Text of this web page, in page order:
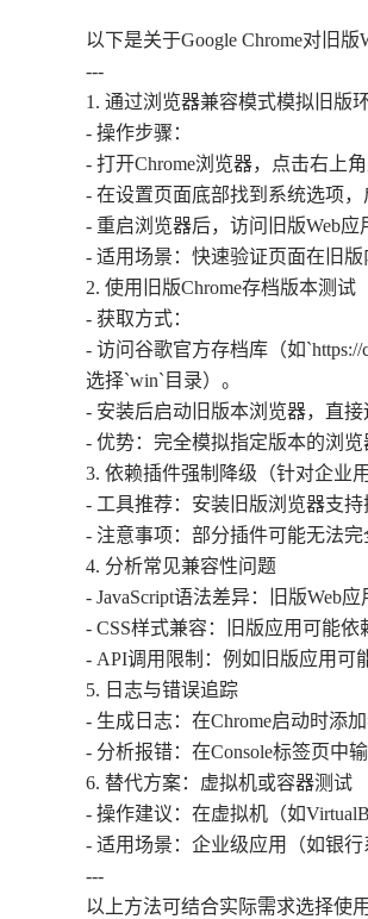
以下是关于Google Chrome对旧
---
1. 通过浏览器兼容模式模拟旧版
- 操作步骤：
- 打开Chrome浏览器，点击右上
- 在设置页面底部找到系统选项
- 重启浏览器后，访问旧版Web应
- 适用场景：快速验证页面在旧
2. 使用旧版Chrome存档版本测试
- 获取方式：
- 访问谷歌官方存档库（如`https://
选择`win`目录）。
- 安装后启动旧版本浏览器，直接
- 优势：完全模拟指定版本的浏览
3. 依赖插件强制降级（针对企业用
- 工具推荐：安装旧版浏览器支
- 注意事项：部分插件可能无法
4. 分析常见兼容性问题
- JavaScript语法差异：旧版Web
- CSS样式兼容：旧版应用可能
- API调用限制：例如旧版应用可
5. 日志与错误追踪
- 生成日志：在Chrome启动时添
- 分析报错：在Console标签页中
6. 替代方案：虚拟机或容器测试
- 操作建议：在虚拟机（如
- 适用场景：企业级应用（如银
---
以上方法可结合实际需求选择使